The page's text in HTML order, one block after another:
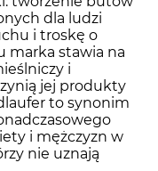
dla ludzi
i troskę o
marka stawia na
i
jej produkty
to synonim
i mężczyzn w
nie uznają